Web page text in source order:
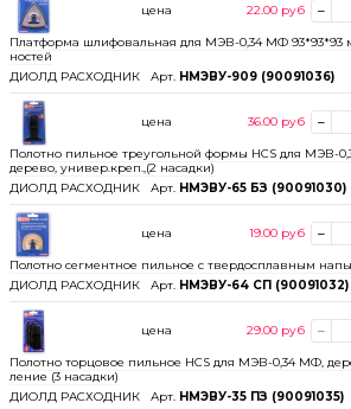
Платформа шлифовальная для МЭВ-0,34 МФ 93*93*93
ностей
ДИОЛД РАСХОДНИК
Арт. НМЭВУ-909 (90091036)
цена 22.00 руб
Полотно пильное треугольной формы HCS для МЭВ-
дерево, универ.креп.,(2 насадки)
ДИОЛД РАСХОДНИК
Арт. НМЭВУ-65 БЗ (90091030)
цена 36.00 руб
Полотно сегментное пильное с твердосплавным
ДИОЛД РАСХОДНИК
Арт. НМЭВУ-64 СП (90091032)
цена 19.00 руб
Полотно торцовое пильное HCS для МЭВ-0,34 МФ,
ление (3 насадки)
ДИОЛД РАСХОДНИК
Арт. НМЭВУ-35 ПЗ (90091035)
цена 29.00 руб